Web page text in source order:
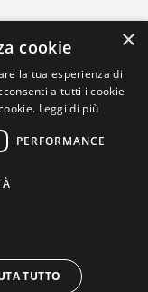
×
cookie
la tua esperienza di
a tutti i cookie
Leggi di più
PERFORMANCE
TUTTO